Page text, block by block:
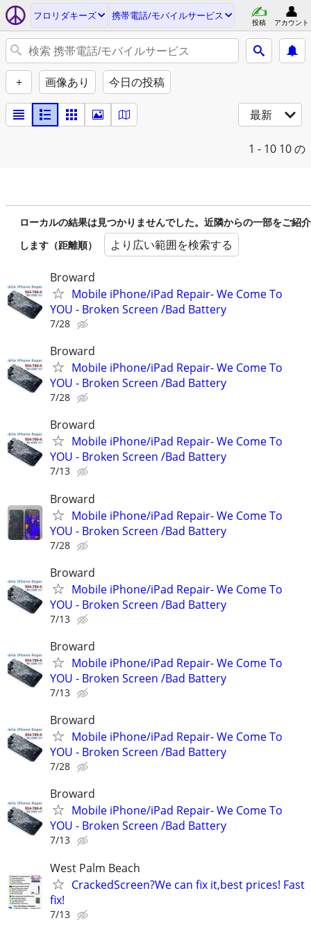
フロリダキーズ 携帯電話/モバイルサービス
投稿 アカウント
+ 画像あり 今日の投稿
最新
1 - 10 10 の
ローカルの結果は見つかりませんでした。近隣からの一部をご紹介
します（距離順）
より広い範囲を検索する
Broward
Mobile iPhone/iPad Repair- We Come To
YOU - Broken Screen /Bad Battery
7/28
Broward
Mobile iPhone/iPad Repair- We Come To
YOU - Broken Screen /Bad Battery
7/28
Broward
Mobile iPhone/iPad Repair- We Come To
YOU - Broken Screen /Bad Battery
7/13
Broward
Mobile iPhone/iPad Repair- We Come To
YOU - Broken Screen /Bad Battery
7/28
Broward
Mobile iPhone/iPad Repair- We Come To
YOU - Broken Screen /Bad Battery
7/13
Broward
Mobile iPhone/iPad Repair- We Come To
YOU - Broken Screen /Bad Battery
7/13
Broward
Mobile iPhone/iPad Repair- We Come To
YOU - Broken Screen /Bad Battery
7/28
Broward
Mobile iPhone/iPad Repair- We Come To
YOU - Broken Screen /Bad Battery
7/13
West Palm Beach
CrackedScreen?We can fix it,best prices! Fast
fix!
7/13